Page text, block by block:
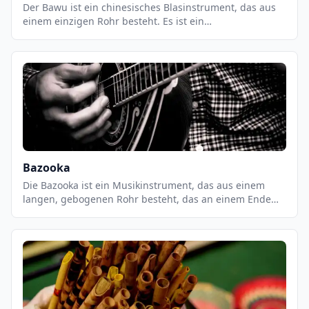
Der Bawu ist ein chinesisches Blasinstrument, das aus
einem einzigen Rohr besteht. Es ist ein
warme und weiche Klangfarbe erzeugt. Der Bawu ist ein
sehr flexibles Instrument, das in einer Vielzahl von
Musikstilen eingesetzt werden kann, von traditioneller
chinesischer Musik bis hin zu Jazz und Pop. Es ist ein
sehr leicht zu spielendes Instrument, das eine breite
Palette an Klängen erzeugen kann.
Bazooka
Die Bazooka ist ein Musikinstrument, das aus einem
langen, gebogenen Rohr besteht, das an einem Ende
normalerweise mit einem Mundstück gespielt, das an
einem Ende des Rohrs befestigt ist. Die Bazooka wird
hauptsächlich in Jazz- und Rockmusik eingesetzt und ist
ein wichtiges Instrument in der Big Band-Tradition. Es
ist auch ein beliebtes Instrument in der
Unterhaltungsmusik.